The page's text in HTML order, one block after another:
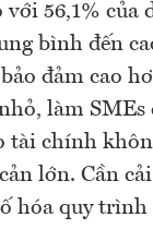
với 56,1%
bình đến
đảm cao
làm
tài chính
lớn. Cần
hóa quy